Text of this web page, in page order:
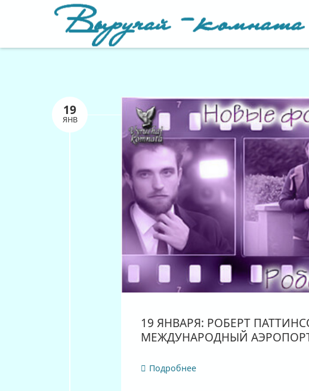
19
ЯНВ
19 ЯНВАРЯ: РОБЕРТ
МЕЖДУНАРОДНЫЙ
Подробнее